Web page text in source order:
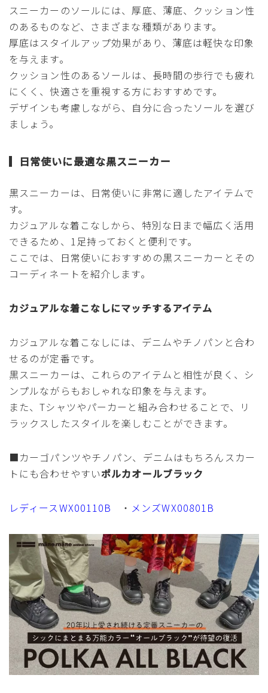
スニーカーのソールには、厚底、薄底、クッション性
のあるものなど、さまざまな種類があります。
厚底はスタイルアップ効果があり、薄底は軽快な印象
を与えます。
クッション性のあるソールは、長時間の歩行でも疲れ
にくく、快適さを重視する方におすすめです。
デザインも考慮しながら、自分に合ったソールを選び
ましょう。
日常使いに最適な黒スニーカー
黒スニーカーは、日常使いに非常に適したアイテムで
す。
カジュアルな着こなしから、特別な日まで幅広く活用
できるため、1足持っておくと便利です。
ここでは、日常使いにおすすめの黒スニーカーとその
コーディネートを紹介します。
カジュアルな着こなしにマッチするアイテム
カジュアルな着こなしには、デニムやチノパンと合わ
せるのが定番です。
黒スニーカーは、これらのアイテムと相性が良く、シ
ンプルながらもおしゃれな印象を与えます。
また、Tシャツやパーカーと組み合わせることで、リ
ラックスしたスタイルを楽しむことができます。
■カーゴパンツやチノパン、デニムはもちろんスカー
トにも合わせやすいポルカオールブラック
レディースWX00110B ・ メンズWX00801B